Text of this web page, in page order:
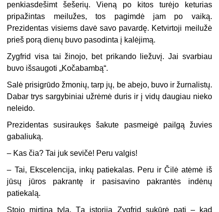
penkiasdešimt šešerių. Vieną po kitos turėjo keturias
pripažintas meilužes, tos pagimdė jam po vaiką.
Prezidentas visiems davė savo pavardę. Ketvirtoji meilužė
prieš porą dienų buvo pasodinta į kalėjimą.
Zygfrid visa tai žinojo, bet prikando liežuvį. Jai svarbiau
buvo išsaugoti „Kočabambą“.
Salė prisigrūdo žmonių, tarp jų, be abejo, buvo ir žurnalistų.
Dabar trys sargybiniai užrėmė duris ir į vidų daugiau nieko
neleido.
Prezidentas susiraukęs šakute pasmeigė pailgą žuvies
gabaliuką.
– Kas čia? Tai juk sevičė! Peru valgis!
– Tai, Ekscelencija, inkų patiekalas. Peru ir Čilė atėmė iš
jūsų jūros pakrantę ir pasisavino pakrantės indėnų
patiekalą.
Stojo mirtina tyla. Tą istoriją Zygfrid sukūrė pati – kad